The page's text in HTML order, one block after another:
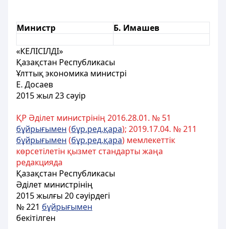
Министр Б. Имашев
«КЕЛІСІЛДІ»
Қазақстан Республикасы
Ұлттық экономика министрі
Е. Досаев
2015 жыл 23 сәуір
ҚР Әділет министрінің 2016.28.01. № 51
бұйрығымен (бұр.ред.қара); 2019.17.04. № 211
бұйрығымен (бұр.ред.қара) мемлекеттік
көрсетілетін қызмет стандарты жаңа
редакцияда
Қазақстан Республикасы
Әділет министрінің
2015 жылғы 20 сәуірдегі
№ 221 бұйрығымен
бекітілген